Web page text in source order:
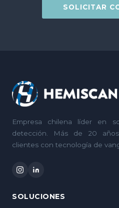
SOLICITAR
Empresa chilena líder en
detección. Más de 20
clientes con tecnología de
SOLUCIONES